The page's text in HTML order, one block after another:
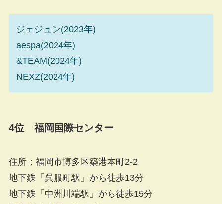
ジェジュン(2023年)
aespa(2024年)
&TEAM(2024年)
NEXZ(2024年)
4位 福岡国際センター
住所：福岡市博多区築港本町2-2
地下鉄「呉服町駅」から徒歩13分
地下鉄「中洲川端駅」から徒歩15分